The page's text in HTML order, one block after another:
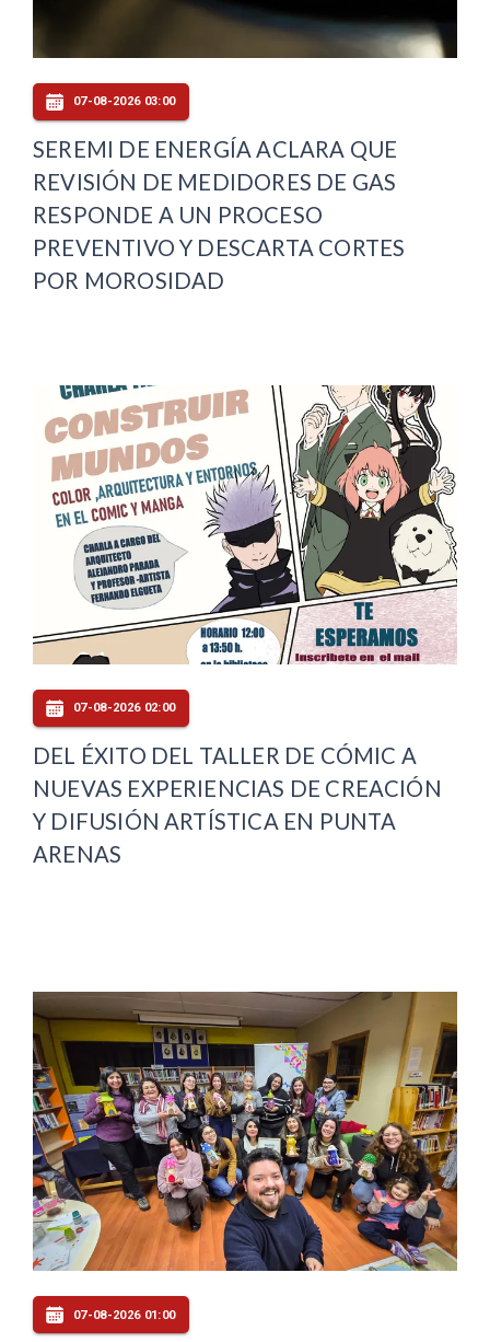
07-08-2026 03:00
SEREMI DE ENERGÍA ACLARA QUE
REVISIÓN DE MEDIDORES DE GAS
RESPONDE A UN PROCESO
PREVENTIVO Y DESCARTA CORTES
POR MOROSIDAD
07-08-2026 02:00
DEL ÉXITO DEL TALLER DE CÓMIC A
NUEVAS EXPERIENCIAS DE CREACIÓN
Y DIFUSIÓN ARTÍSTICA EN PUNTA
ARENAS
07-08-2026 01:00